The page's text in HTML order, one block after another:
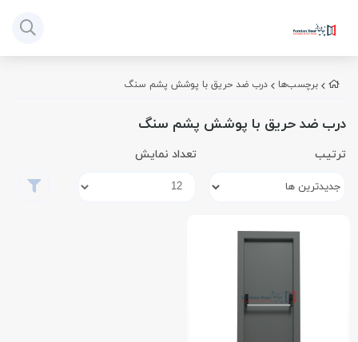
برچسب‌ها درب ضد حریق با پوشش پشم سنگ
درب ضد حریق با پوشش پشم سنگ
ترتیب تعداد نمایش